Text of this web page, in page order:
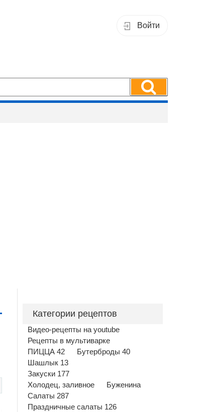
Войти
Категории рецептов
Видео-рецепты на youtube
Рецепты в мультиварке
ПИЦЦА 42
Бутерброды 40
Шашлык 13
Закуски 177
Холодец, заливное
Буженина
Салаты 287
Праздничные салаты 126